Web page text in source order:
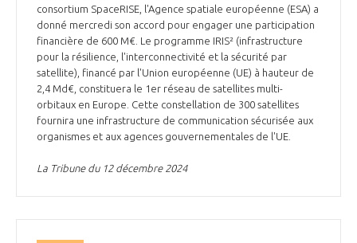
consortium SpaceRISE, l'Agence spatiale européenne (ESA) a
donné mercredi son accord pour engager une participation
financière de 600 M€. Le programme IRIS² (infrastructure
pour la résilience, l'interconnectivité et la sécurité par
satellite), financé par l'Union européenne (UE) à hauteur de
2,4 Md€, constituera le 1er réseau de satellites multi-
orbitaux en Europe. Cette constellation de 300 satellites
fournira une infrastructure de communication sécurisée aux
organismes et aux agences gouvernementales de l'UE.
La Tribune du 12 décembre 2024